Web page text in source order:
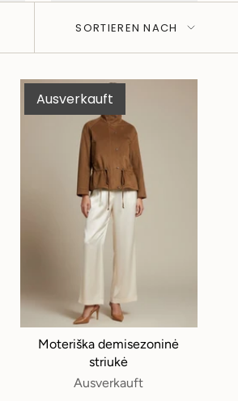
Sortieren
nach
SORTIEREN NACH
Ausverkauft
Moteriška demisezoninė
striukė
Ausverkauft